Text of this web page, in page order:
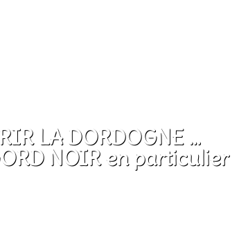
LA DORDOGNE …
NOIR en particulier